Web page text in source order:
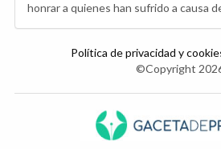
honrar a quienes han sufrido a causa
Política de privacidad y
©Copyright